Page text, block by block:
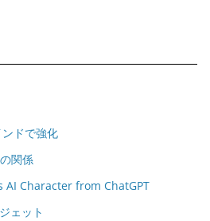
ドで強化
関係
AI Character from ChatGPT
ェット